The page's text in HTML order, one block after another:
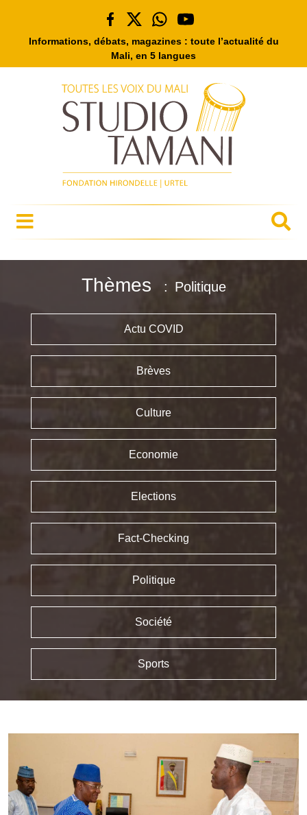
Informations, débats, magazines : toute l’actualité du
Mali, en 5 langues
Thèmes Politique
Actu COVID
Brèves
Culture
Economie
Elections
Fact-Checking
Politique
Société
Sports